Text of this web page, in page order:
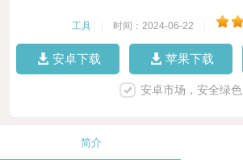
工具 时间：2024-06-22
安卓下载 苹果下载
安卓市场，安全绿色
简介